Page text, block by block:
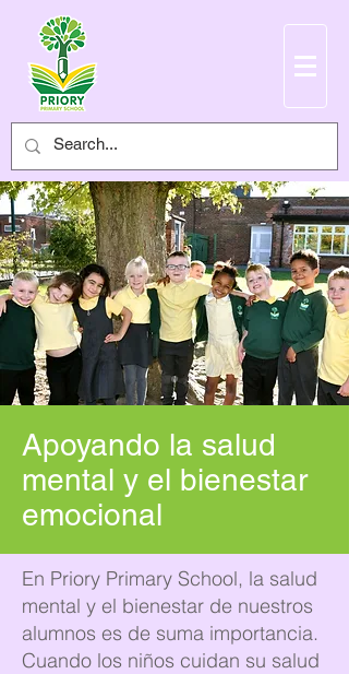
Apoyando la salud
mental y el bienestar
emocional
En Priory Primary School, la salud
mental y el bienestar de nuestros
alumnos es de suma importancia.
Cuando los niños cuidan su salud